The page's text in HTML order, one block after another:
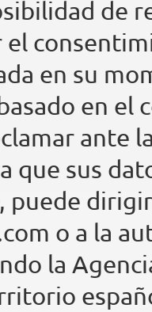
de
en su
en el
ante
que sus
puede
o a la
la